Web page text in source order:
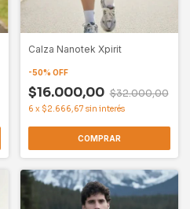
Calza Nanotek Xpirit
-50% OFF
$16.000,00 $32.000,00
6 x $2.666,67 sin interés
COMPRAR